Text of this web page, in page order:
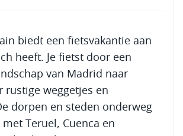
biedt een fietsvakantie aan
heeft. Je fietst door een
van Madrid naar
rustige weggetjes en
dorpen en steden onderweg
Teruel, Cuenca en